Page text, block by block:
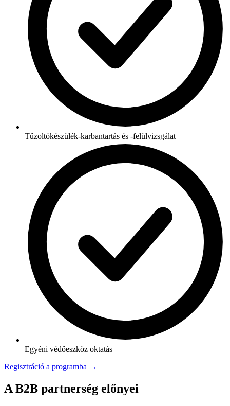
Tűzoltókészülék-karbantartás és -felülvizsgálat
Egyéni védőeszköz oktatás
Regisztráció a programba →
A B2B partnerség előnyei